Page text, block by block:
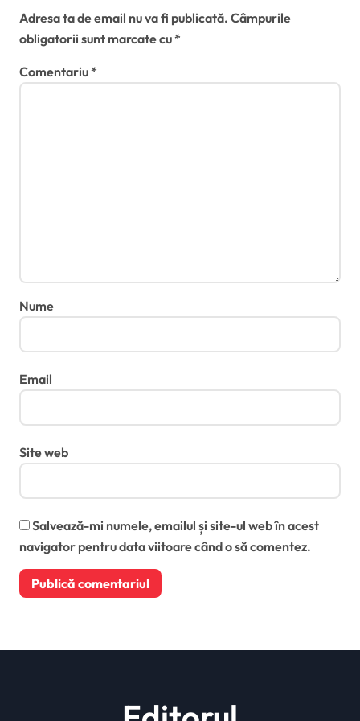
Adresa ta de email nu va fi publicată. Câmpurile
obligatorii sunt marcate cu*
Comentariu*
Nume
Email
Site web
Salvează-mi numele, emailul și site-ul web în acest
navigator pentru data viitoare când o să comentez.